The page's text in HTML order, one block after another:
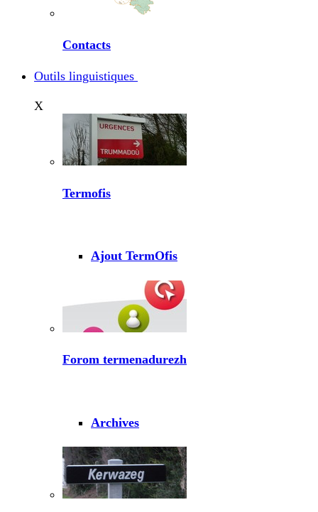
Contacts
Outils linguistiques
X
Termofis
Ajout TermOfis
Forom termenadurezh
Archives